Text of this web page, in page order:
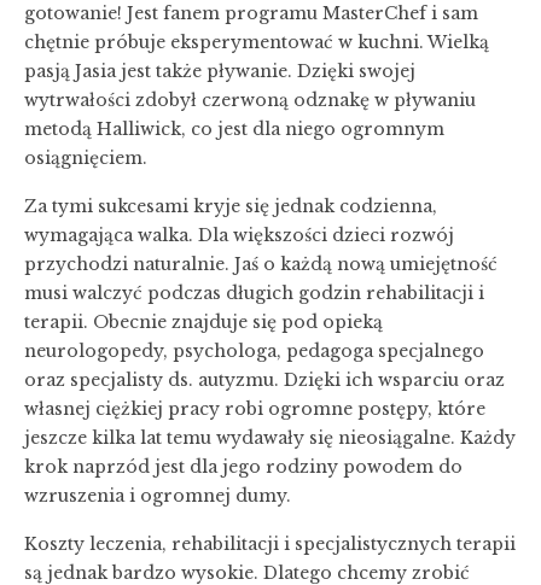
gotowanie! Jest fanem programu MasterChef i sam
chętnie próbuje eksperymentować w kuchni. Wielką
pasją Jasia jest także pływanie. Dzięki swojej
wytrwałości zdobył czerwoną odznakę w pływaniu
metodą Halliwick, co jest dla niego ogromnym
osiągnięciem.
Za tymi sukcesami kryje się jednak codzienna,
wymagająca walka. Dla większości dzieci rozwój
przychodzi naturalnie. Jaś o każdą nową umiejętność
musi walczyć podczas długich godzin rehabilitacji i
terapii. Obecnie znajduje się pod opieką
neurologopedy, psychologa, pedagoga specjalnego
oraz specjalisty ds. autyzmu. Dzięki ich wsparciu oraz
własnej ciężkiej pracy robi ogromne postępy, które
jeszcze kilka lat temu wydawały się nieosiągalne. Każdy
krok naprzód jest dla jego rodziny powodem do
wzruszenia i ogromnej dumy.
Koszty leczenia, rehabilitacji i specjalistycznych terapii
są jednak bardzo wysokie. Dlatego chcemy zrobić